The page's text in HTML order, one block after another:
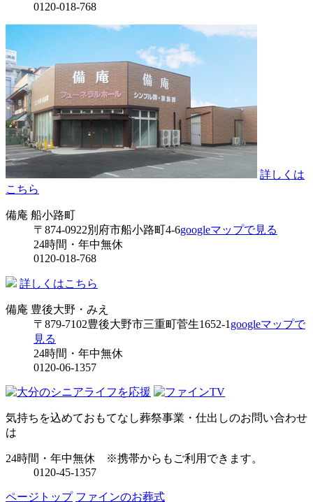
0120-018-768
詳しくは
こちら
備庵 船小路町
〒874-0922別府市船小路町4-6googleマップで見る
24時間・年中無休
0120-018-768
詳しくはこちら
備庵 豊後大野・みえ
〒879-7102豊後大野市三重町菅生1652-1googleマップで
見る
24時間・年中無休
0120-06-1357
気持ちを込めておもてなし葬祭事業・仕出しのお問い合わせ
は
24時間・年中無休
※携帯からもご利用できます。
0120-45-1357
ページトップ ファインのお葬式